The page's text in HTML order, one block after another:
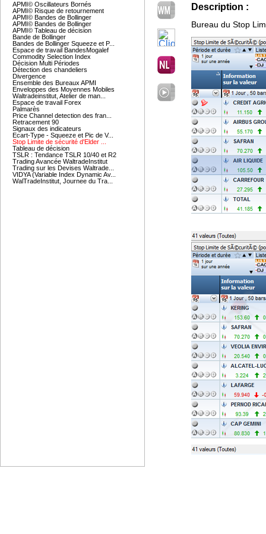
APMI© Oscillateurs Bornés
APMI© Risque de retournement
APMI© Bandes de Bollinger
APMI© Bandes de Bollinger
APMI© Tableau de décision
Bande de Bollinger
Bandes de Bollinger Squeeze et P...
Espace de travail BandesMogalef
Commodity Selection Index
Décision Multi Périodes
Détection des chandeliers
Divergence
Ensemble des Bureaux APMI
Enveloppes des Moyennes Mobiles
Waltradeinstitut, Atelier de man...
Espace de travail Forex
Palmarès
Price Channel detection des fran...
Retracement 90
Signaux des indicateurs
Ecart-Type - Squeeze et Pic de V...
Stop Limite de sécurité d'Elder ...
Tableau de décision
TSLR : Tendance TSLR 10/40 et R2
Trading Avancée WaltradeInstitut
Trading sur les Devises Waltrade...
VIDYA (Variable Index Dynamic Av...
WalTradeInstitut, Journee du Tra...
Description :
Bureau du Stop